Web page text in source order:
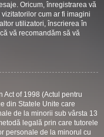
Oricum, înregistrarea vă
cum ar fi imagini
utilizatori, înscrierea în
vă recomandăm să vă
Act of 1998 (Actul pentru
din Statele Unite care
de la minorii sub vârsta 13
legală prin care tutorele
personale de la minorul cu